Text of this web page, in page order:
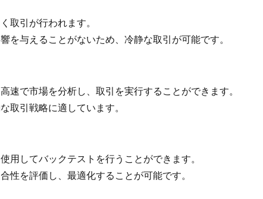
取引が行われます。
を与えることがないため、冷静な取引が可能です。
速で市場を分析し、取引を実行することができます。
取引戦略に適しています。
用してバックテストを行うことができます。
性を評価し、最適化することが可能です。